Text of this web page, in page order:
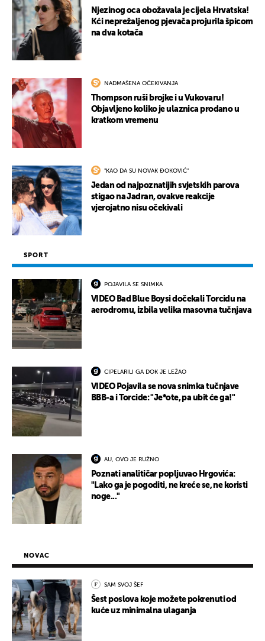
Njezinog oca obožavala je cijela Hrvatska!
Kći neprežaljenog pjevača projurila špicom
na dva kotača
NADMAŠENA OČEKIVANJA
Thompson ruši brojke i u Vukovaru!
Objavljeno koliko je ulaznica prodano u
kratkom vremenu
"KAO DA SU NOVAK ĐOKOVIĆ"
Jedan od najpoznatijih svjetskih parova
stigao na Jadran, ovakve reakcije
vjerojatno nisu očekivali
SPORT
POJAVILA SE SNIMKA
VIDEO Bad Blue Boysi dočekali Torcidu na
aerodromu, izbila velika masovna tučnjava
CIPELARILI GA DOK JE LEŽAO
VIDEO Pojavila se nova snimka tučnjave
BBB-a i Torcide: "Je*ote, pa ubit će ga!"
AU, OVO JE RUŽNO
Poznati analitičar popljuvao Hrgovića:
"Lako ga je pogoditi, ne kreće se, ne koristi
noge..."
NOVAC
SAM SVOJ ŠEF
Šest poslova koje možete pokrenuti od
kuće uz minimalna ulaganja